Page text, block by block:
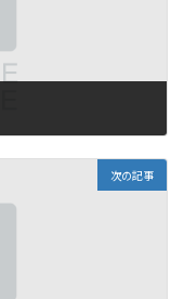
次の記事